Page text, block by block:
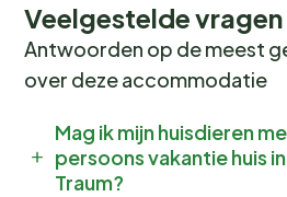
Veelgestelde vragen
Antwoorden op de meest
over deze accommodatie
Mag ik mijn huisdieren
persoons vakantie huis
Traum?